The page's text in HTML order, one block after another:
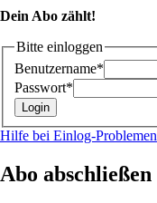
Dein Abo zählt!
Bitte einloggen
Benutzername*
Passwort*
Hilfe bei Einlog-Problemen
Abo abschließen